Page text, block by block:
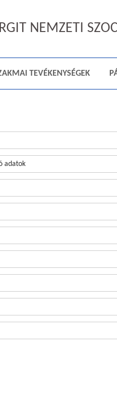
NEMZETI
TEVÉKENYSÉGEK
adatok